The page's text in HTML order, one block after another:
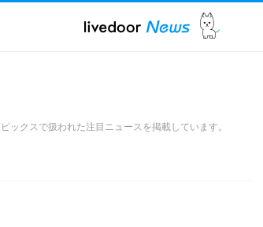
ックスで扱われた注目ニュースを掲載しています。